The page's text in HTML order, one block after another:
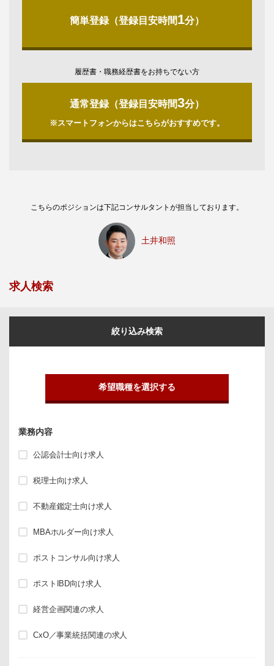
簡単登録（登録目安時間1分）
履歴書・職務経歴書をお持ちでない方
通常登録（登録目安時間3分）
※スマートフォンからはこちらがおすすめです。
こちらのポジションは下記コンサルタントが担当しております。
土井和照
求人検索
絞り込み検索
希望職種を選択する
業務内容
公認会計士向け求人
税理士向け求人
不動産鑑定士向け求人
MBAホルダー向け求人
ポストコンサル向け求人
ポストIBD向け求人
経営企画関連の求人
CxO／事業統括関連の求人